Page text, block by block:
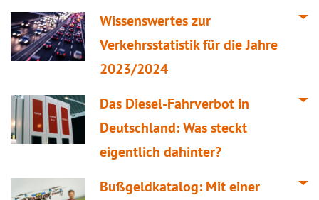
Wissenswertes zur
Verkehrsstatistik für die Jahre
2023/2024
Das Diesel-Fahrverbot in
Deutschland: Was steckt
eigentlich dahinter?
Bußgeldkatalog: Mit einer